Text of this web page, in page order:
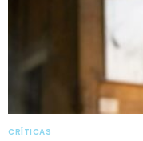
CRÍTICAS